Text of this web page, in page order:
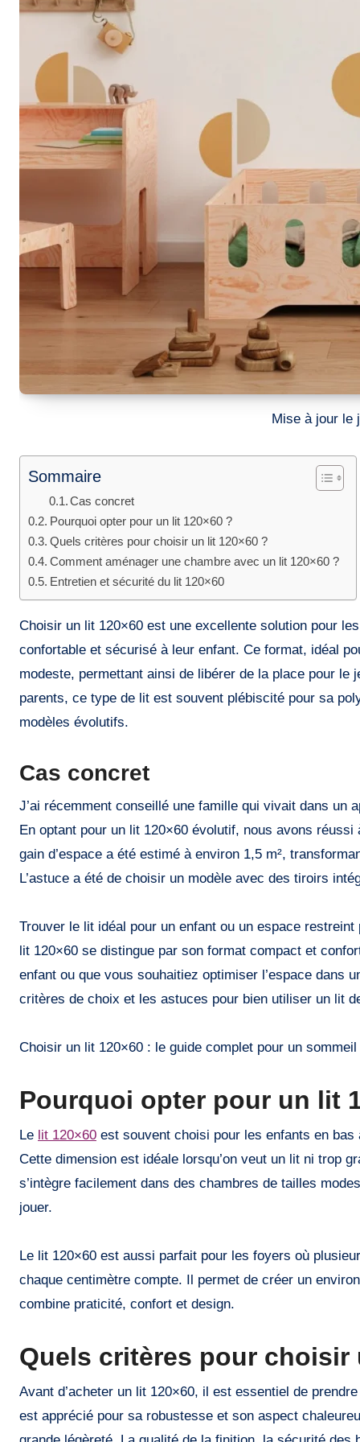
Mise à jour
Sommaire
Cas concret
Pourquoi opter pour un lit 120×60 ?
Quels critères pour choisir un lit 120×60 ?
Comment aménager une chambre avec un lit 120×60 ?
Entretien et sécurité du lit 120×60
Choisir un lit 120×60 est une excellente solution pour les parents cherchant à optimiser l’espace tout en offrant un couchage
confortable et sécurisé à leur enfant. Ce format, idéal
modeste, permettant ainsi de libérer de la place pour le
parents, ce type de lit est souvent plébiscité pour sa
modèles évolutifs.
Cas concret
J’ai récemment conseillé une famille qui vivait dans un
En optant pour un lit 120×60 évolutif, nous avons
gain d’espace a été estimé à environ 1,5 m²,
L’astuce a été de choisir un modèle avec des tiroirs
Trouver le lit idéal pour un enfant ou un espace
lit 120×60 se distingue par son format compact et
enfant ou que vous souhaitiez optimiser l’espace dans
critères de choix et les astuces pour bien utiliser un lit
Choisir un lit 120×60 : le guide complet pour un
Pourquoi opter pour un lit
Le lit 120×60 est souvent choisi pour les enfants en
Cette dimension est idéale lorsqu’on veut un lit ni trop
s’intègre facilement dans des chambres de tailles
jouer.
Le lit 120×60 est aussi parfait pour les foyers où
chaque centimètre compte. Il permet de créer un
combine praticité, confort et design.
Quels critères pour choisir
Avant d’acheter un lit 120×60, il est essentiel de
est apprécié pour sa robustesse et son aspect